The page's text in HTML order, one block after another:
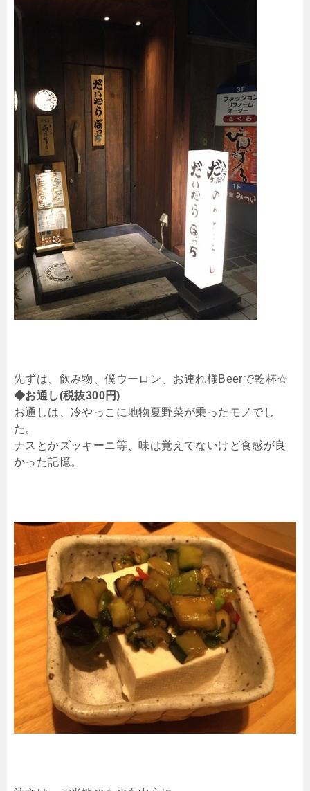
先ずは、飲み物、僕ウーロン、お連れ様Beerで乾杯☆
◆お通し(税抜300円)
お通しは、冷やっこに地物夏野菜が乗ったモノでし
た。
ナスとかズッキーニ等、味は覚えてないけど食感が良
かった記憶。